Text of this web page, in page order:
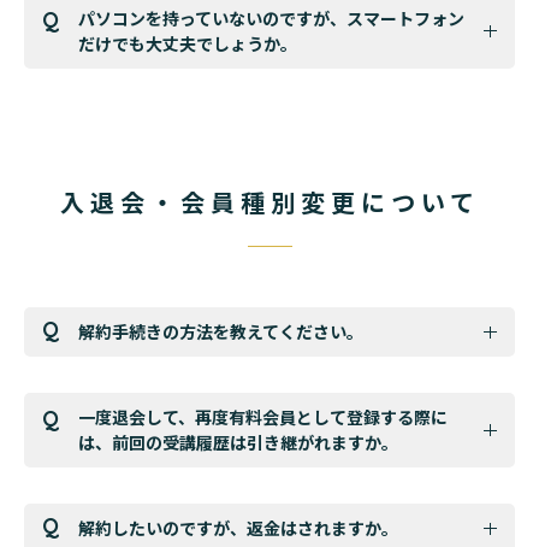
パソコンを持っていないのですが、スマートフォン
だけでも大丈夫でしょうか。
入退会・会員種別変更について
解約手続きの方法を教えてください。
一度退会して、再度有料会員として登録する際に
は、前回の受講履歴は引き継がれますか。
解約したいのですが、返金はされますか。